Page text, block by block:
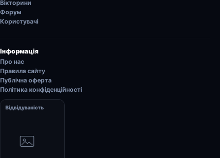
Вікторини
Форум
Користувачі
Інформація
Про нас
Правила сайту
Публічна оферта
Політика конфіденційності
Відвідуваність